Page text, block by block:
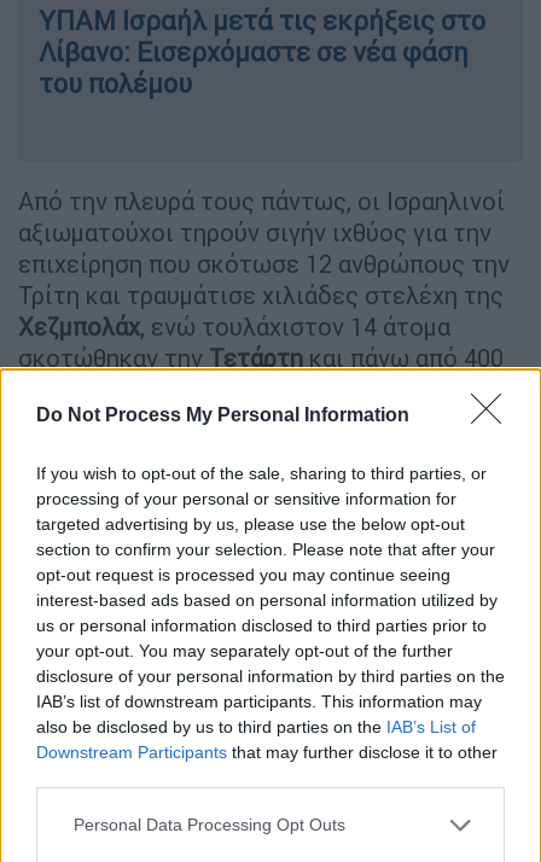
Do Not Process My Personal Information
If you wish to opt-out of the sale, sharing to third parties, or
processing of your personal or sensitive information for
targeted advertising by us, please use the below opt-out
section to confirm your selection. Please note that after your
opt-out request is processed you may continue seeing
interest-based ads based on personal information utilized by
us or personal information disclosed to third parties prior to
your opt-out. You may separately opt-out of the further
disclosure of your personal information by third parties on the
IAB’s list of downstream participants. This information may
also be disclosed by us to third parties on the IAB’s List of
Downstream Participants that may further disclose it to other
Please note that this website/app uses one or more Google
Personal Data Processing Opt Outs
ΥΠΑΜ Ισραήλ μετά τις εκρήξεις στο
Λίβανο: Εισερχόμαστε σε νέα φάση
του πολέμου
Από την πλευρά τους πάντως, οι Ισραηλινοί
αξιωματούχοι τηρούν σιγήν ιχθύος για την
επιχείρηση που σκότωσε 12 ανθρώπους την
Τρίτη και τραυμάτισε χιλιάδες στελέχη της
Χεζμπολάχ, ενώ τουλάχιστον 14 άτομα
σκοτώθηκαν την Τετάρτη και πάνω από 400
ασύρματοι χειρός που χρησιμοποιούσε η
video